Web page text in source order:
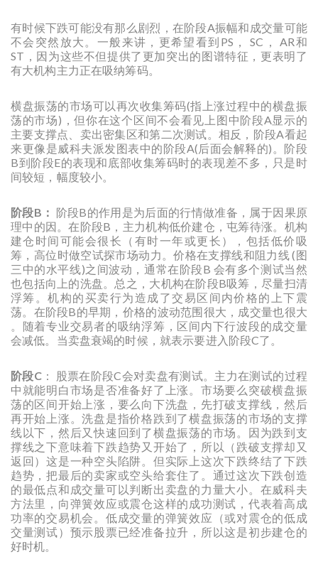
有时候下跌可能没有那么剧烈，在阶段A振幅和成交量可能
不会突然放大。一般来讲，更希望看到PS， SC， AR和
ST，因为这些不但提供了更加突出的图谱特征，更表明了
有大机构主力正在吸纳筹码。
横盘振荡的市场可以再次收集筹码(指上涨过程中的横盘振
荡的市场)，但你在这个区间不会看见上图中阶段A显示的
主要支撑点、卖出密集区和第二次测试。相反，阶段A看起
来更像是威科夫派发图表中的阶段A(后面会解释的)。阶段
B到阶段E的表现和底部收集筹码时的表现差不多，只是时
间较短，幅度较小。
阶段B： 阶段B的作用是为后面的行情做准备，属于因果原
理中的因。在阶段B，主力机构低价建仓，屯筹待涨。机构
建仓时间可能会很长（有时一年或更长），包括低价吸
筹，高位时做空试探市场动力。价格在支撑线和阻力线 (图
三中的水平线)之间波动，通常在阶段B 会有多个测试当然
也包括向上的洗盘。总之，大机构在阶段B吸筹，尽量扫清
浮筹。机构的买卖行为造成了交易区间内价格的上下震
荡。在阶段B的早期，价格的波动范围很大，成交量也很大
。随着专业交易者的吸纳浮筹，区间内下行波段的成交量
会减低。当卖盘衰竭的时候，就表示要进入阶段C了。
阶段C： 股票在阶段C会对卖盘有测试。主力在测试的过程
中就能明白市场是否准备好了上涨。市场要么突破横盘振
荡的区间开始上涨，要么向下洗盘，先打破支撑线，然后
再开始上涨。洗盘是指价格跌到了横盘振荡的市场的支撑
线以下，然后又快速回到了横盘振荡的市场。因为跌到支
撑线之下意味着下跌趋势又开始了，所以（跌破支撑却又
返回）这是一种空头陷阱。但实际上这次下跌终结了下跌
趋势，把最后的卖家或空头给套住了。通过这次下跌创造
的最低点和成交量可以判断出卖盘的力量大小。在威科夫
方法里，向弹簧效应或震仓这样的成功测试，代表着高成
功率的交易机会。低成交量的弹簧效应（或对震仓的低成
交量测试）预示股票已经准备拉升，所以这是初步建仓的
好时机。